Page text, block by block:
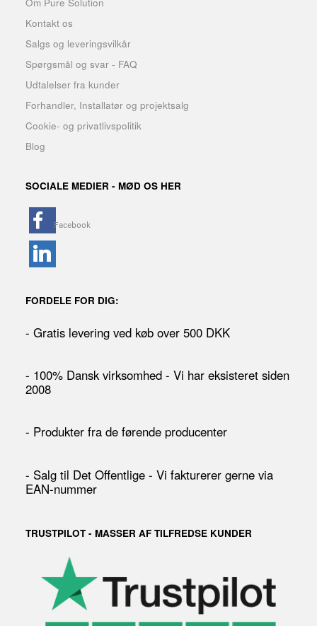
Kontakt os
Salgs og leveringsvilkår
Spørgsmål og svar - FAQ
Udtalelser fra kunder
Forhandler, Installatør og projektsalg
Cookie- og privatlivspolitik
Blog
SOCIALE MEDIER - MØD OS HER
FORDELE FOR DIG:
- Gratis levering ved køb over 500 DKK
- 100% Dansk virksomhed - Vi har eksisteret siden
2008
- Produkter fra de førende producenter
- Salg til Det Offentlige - Vi fakturerer gerne via
EAN-nummer
TRUSTPILOT - MASSER AF TILFREDSE KUNDER